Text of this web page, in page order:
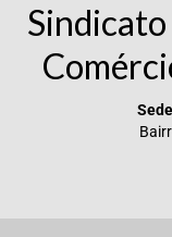
Seja um
PESQUISA 6×1
Sindicato